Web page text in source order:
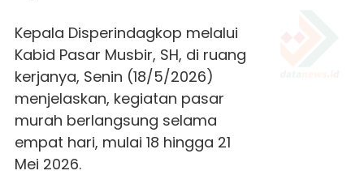
Kepala Disperindagkop melalui
Kabid Pasar Musbir, SH, di ruang
kerjanya, Senin (18/5/2026)
menjelaskan, kegiatan pasar
murah berlangsung selama
empat hari, mulai 18 hingga 21
Mei 2026.